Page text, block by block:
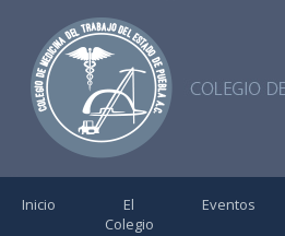
Inicio
El
Colegio
Eventos